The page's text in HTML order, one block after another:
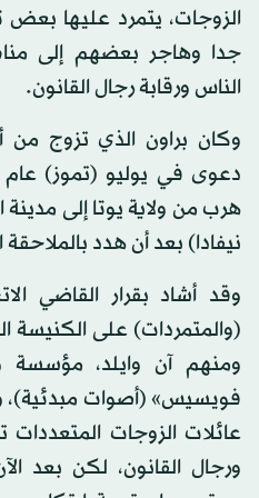
الزوجات، يتمرد عليها
جدا وهاجر بعضهم إلى
الناس ورقابة رجال القانون.
وكان براون الذي تزوج
هرب من ولاية يوتا إلى
نيفادا) بعد أن هدد بالملاحقة
وقد أشاد بقرار القاضي
(والمتمردات) على الكنيسة
ومنهم آن وايلد، مؤسسة
فويسيس» (أصوات مبدئية)،
عائلات الزوجات
ورجال القانون، لكن بعد